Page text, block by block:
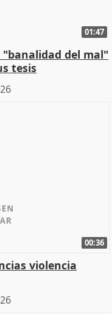
01:47
"banalidad del mal"
tesis
00:36
violencia